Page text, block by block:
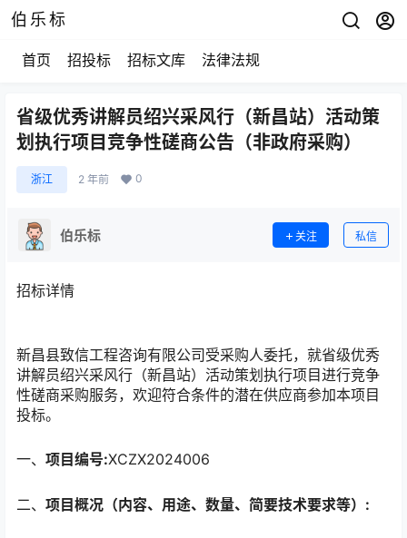
伯乐标
首页 招投标 招标文库 法律法规
省级优秀讲解员绍兴采风行（新昌站）活动策
划执行项目竞争性磋商公告（非政府采购）
浙江 2 年前 0
伯乐标 关注 私信
招标详情
新昌县致信工程咨询有限公司受采购人委托，就省级优秀
讲解员绍兴采风行（新昌站）活动策划执行项目进行竞争
性磋商采购服务，欢迎符合条件的潜在供应商参加本项目
投标。
一、 项目编号:XCZX2024006
二、 项目概况（内容、用途、数量、简要技术要求等）: